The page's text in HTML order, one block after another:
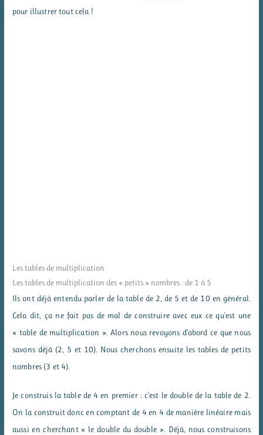
pour illustrer tout cela !
Les tables de multiplication
Les tables de multiplication des « petits » nombres : de 1 à 5
Ils ont déjà entendu parler de la table de 2, de 5 et de 10 en général.
Cela dit, ça ne fait pas de mal de construire avec eux ce qu’est une
« table de multiplication ». Alors nous revoyons d’abord ce que nous
savons déjà (2, 5 et 10). Nous cherchons ensuite les tables de petits
nombres (3 et 4).
Je construis la table de 4 en premier : c’est le double de la table de 2.
On la construit donc en comptant de 4 en 4 de manière linéaire mais
aussi en cherchant « le double du double ». Déjà, nous construisons